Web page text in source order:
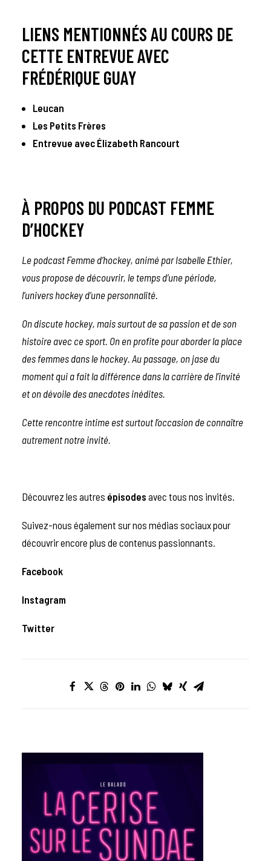
LIENS MENTIONNÉS AU COURS DE
CETTE ENTREVUE AVEC
FRÉDÉRIQUE GUAY
Leucan
Les Petits Frères
Entrevue avec Élizabeth Rancourt
À PROPOS DU PODCAST FEMME
D’HOCKEY
Le podcast Femme d’hockey, animé par Isabelle Ethier,
vous propose de découvrir, le temps d’une période,
l’univers hockey d’une personnalité.
On discute hockey, mais surtout de sa passion et de son
histoire avec ce sport. On en profite pour aborder la place
des femmes dans le hockey. Au passage, on jase du
moment qui a fait la différence dans la carrière de l’invité
et on dévoile des anecdotes inédites.
Cette rencontre intime est surtout l’occasion de connaître
autrement notre invité.
Découvrez les autres épisodes avec tous nos invités.
Suivez-nous également sur nos médias sociaux pour
découvrir encore plus de contenus passionnants.
Facebook
Instagram
Twitter